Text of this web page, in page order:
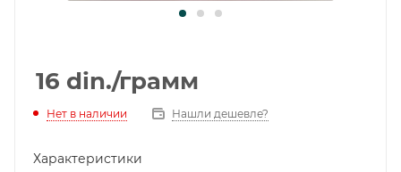
16 din./грамм
Нет в наличии Нашли дешевле?
Характеристики